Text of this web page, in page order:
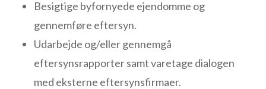
Besigtige byfornyede ejendomme og
gennemføre eftersyn.
Udarbejde og/eller gennemgå
eftersynsrapporter samt varetage dialogen
med eksterne eftersynsfirmaer.